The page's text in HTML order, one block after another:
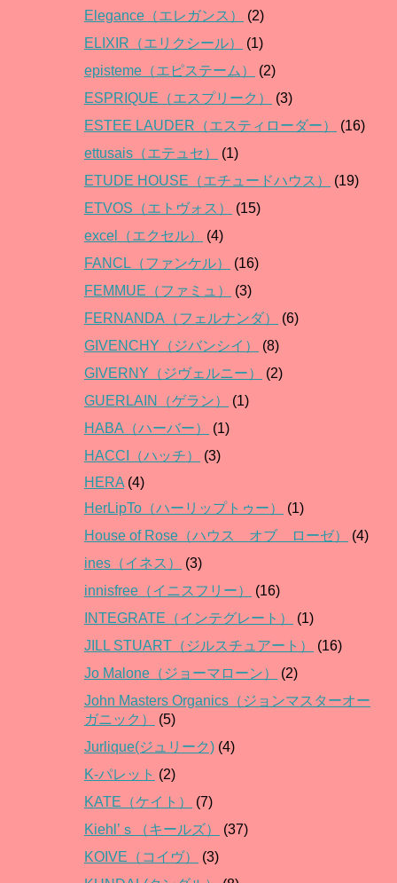
Elegance（エレガンス）
(2)
ELIXIR（エリクシール）
(1)
episteme（エピステーム）
(2)
ESPRIQUE（エスプリーク）
(3)
ESTEE LAUDER（エスティローダー）
(16)
ettusais（エテュセ）
(1)
ETUDE HOUSE（エチュードハウス）
(19)
ETVOS（エトヴォス）
(15)
excel（エクセル）
(4)
FANCL（ファンケル）
(16)
FEMMUE（ファミュ）
(3)
FERNANDA（フェルナンダ）
(6)
GIVENCHY（ジバンシイ）
(8)
GIVERNY（ジヴェルニー）
(2)
GUERLAIN（ゲラン）
(1)
HABA（ハーバー）
(1)
HACCI（ハッチ）
(3)
HERA(4)
HerLipTo（ハーリップトゥー）
(1)
House of Rose（ハウス オブ ローゼ）
(4)
ines（イネス）
(3)
innisfree（イニスフリー）
(16)
INTEGRATE（インテグレート）
(1)
JILL STUART（ジルスチュアート）
(16)
Jo Malone（ジョーマローン）
(2)
John Masters Organics（ジョンマスターオー
ガニック）
(5)
Jurlique(ジュリーク) (4)
K-パレット (2)
KATE（ケイト）
(7)
Kiehl’ｓ（キールズ）
(37)
KOIVE（コイヴ）
(3)